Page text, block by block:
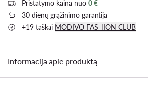
Pristatymo kaina nuo 0 €
30 dienų grąžinimo garantija
+19 taškai MODIVO FASHION CLUB
Informacija apie produktą